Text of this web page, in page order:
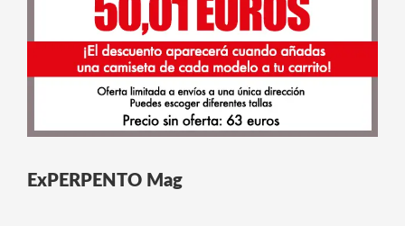
ExPERPENTO Mag